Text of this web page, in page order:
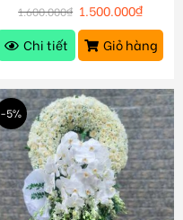
1.600.000₫ 1.500.000₫
Chi tiết
Giỏ hàng
-5%